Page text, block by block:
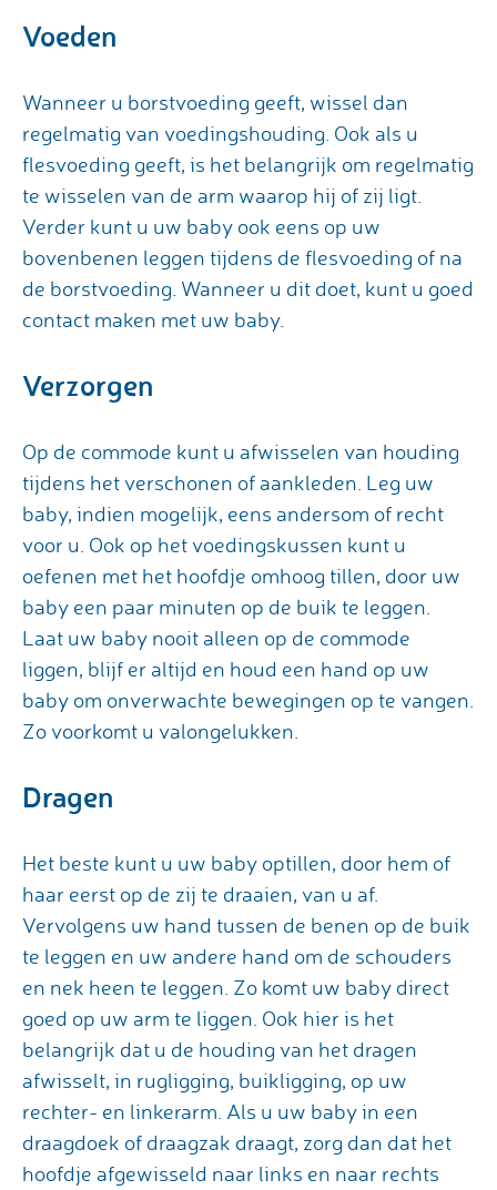
Voeden
Wanneer u borstvoeding geeft, wissel dan
regelmatig van voedingshouding. Ook als u
flesvoeding geeft, is het belangrijk om regelmatig
te wisselen van de arm waarop hij of zij ligt.
Verder kunt u uw baby ook eens op uw
bovenbenen leggen tijdens de flesvoeding of na
de borstvoeding. Wanneer u dit doet, kunt u goed
contact maken met uw baby.
Verzorgen
Op de commode kunt u afwisselen van houding
tijdens het verschonen of aankleden. Leg uw
baby, indien mogelijk, eens andersom of recht
voor u. Ook op het voedingskussen kunt u
oefenen met het hoofdje omhoog tillen, door uw
baby een paar minuten op de buik te leggen.
Laat uw baby nooit alleen op de commode
liggen, blijf er altijd en houd een hand op uw
baby om onverwachte bewegingen op te vangen.
Zo voorkomt u valongelukken.
Dragen
Het beste kunt u uw baby optillen, door hem of
haar eerst op de zij te draaien, van u af.
Vervolgens uw hand tussen de benen op de buik
te leggen en uw andere hand om de schouders
en nek heen te leggen. Zo komt uw baby direct
goed op uw arm te liggen. Ook hier is het
belangrijk dat u de houding van het dragen
afwisselt, in rugligging, buikligging, op uw
rechter- en linkerarm. Als u uw baby in een
draagdoek of draagzak draagt, zorg dan dat het
hoofdje afgewisseld naar links en naar rechts